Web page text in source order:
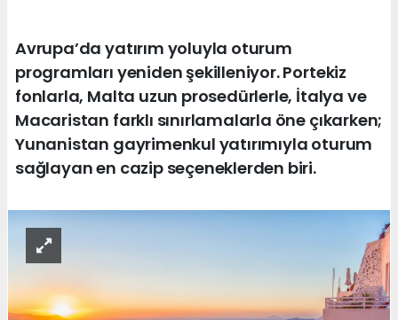
Avrupa’da yatırım yoluyla oturum
programları yeniden şekilleniyor. Portekiz
fonlarla, Malta uzun prosedürlerle, İtalya ve
Macaristan farklı sınırlamalarla öne çıkarken;
Yunanistan gayrimenkul yatırımıyla oturum
sağlayan en cazip seçeneklerden biri.